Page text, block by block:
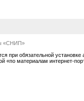
«СНИП»
при обязательной установке
«по материалам интернет-